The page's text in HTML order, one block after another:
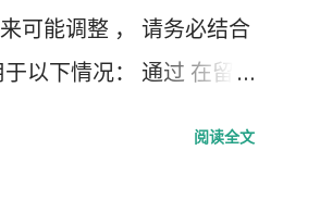
可能调整 ， 请务必结合
以下情况： 通过 在留
阅读全文